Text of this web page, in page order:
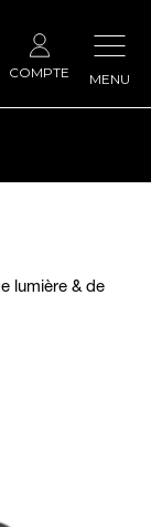
MENU
COMPTE
lumière & de